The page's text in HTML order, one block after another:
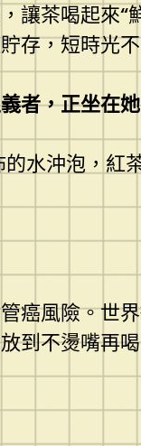
讓茶喝起來
存，短時光
者，正坐在
水沖泡，紅
癌風險。世
到不燙嘴再